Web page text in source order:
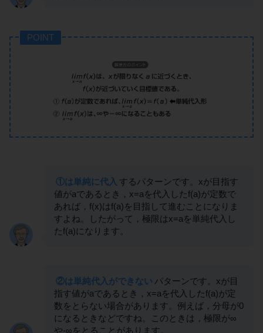
POINT
①は単純に代入 するパターンです。xが目指す
値がaであるとき，x=aを代入したf(a)が定数で
あれば，f(x)はf(a)を目指して進むことになりま
すよね。したがって，極限はx=aを単純代入し
たf(a)になります。
②は単純代入ができない パターンです。xが目
指す値がaであるとき，x=aを代入したf(a)が定
数をとらない場合があります。例えば，分母が0
になるときなどですね。このときは，極限が∞
や-∞をとることがあります。